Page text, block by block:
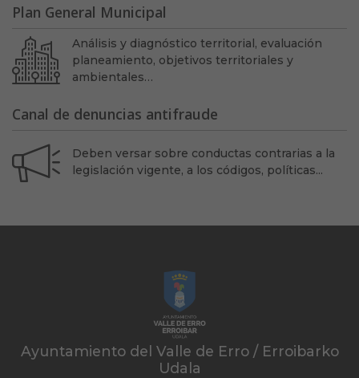
Plan General Municipal
Análisis y diagnóstico territorial, evaluación
planeamiento, objetivos territoriales y
ambientales…
Canal de denuncias antifraude
Deben versar sobre conductas contrarias a la
legislación vigente, a los códigos, políticas...
Ayuntamiento del Valle de Erro / Erroibarko
Udala